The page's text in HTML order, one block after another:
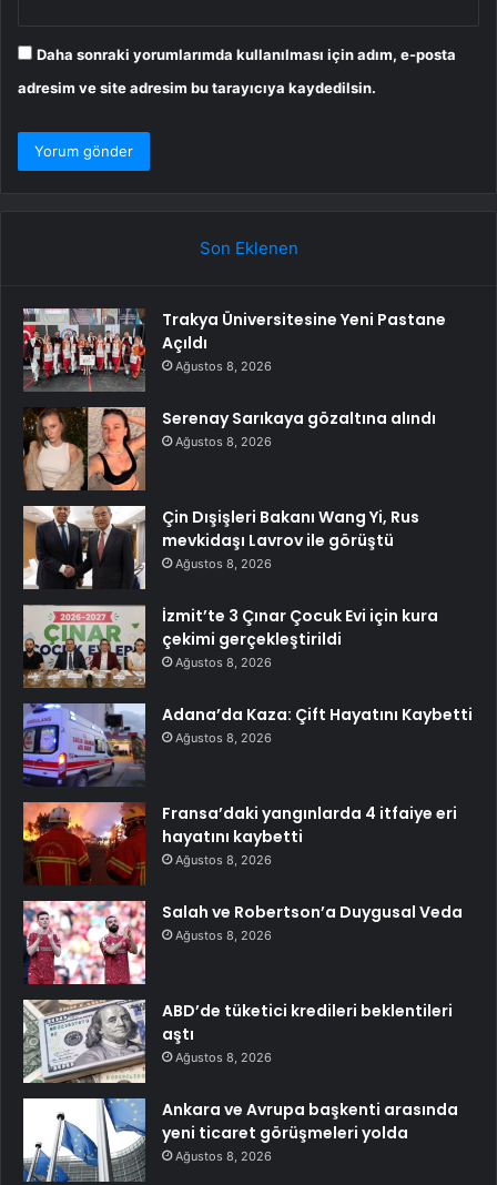
Daha sonraki yorumlarımda kullanılması için adım, e-posta
adresim ve site adresim bu tarayıcıya kaydedilsin.
Son Eklenen
Trakya Üniversitesine Yeni Pastane
Açıldı
Ağustos 8, 2026
Serenay Sarıkaya gözaltına alındı
Ağustos 8, 2026
Çin Dışişleri Bakanı Wang Yi, Rus
mevkidaşı Lavrov ile görüştü
Ağustos 8, 2026
İzmit’te 3 Çınar Çocuk Evi için kura
çekimi gerçekleştirildi
Ağustos 8, 2026
Adana’da Kaza: Çift Hayatını Kaybetti
Ağustos 8, 2026
Fransa’daki yangınlarda 4 itfaiye eri
hayatını kaybetti
Ağustos 8, 2026
Salah ve Robertson’a Duygusal Veda
Ağustos 8, 2026
ABD’de tüketici kredileri beklentileri
aştı
Ağustos 8, 2026
Ankara ve Avrupa başkenti arasında
yeni ticaret görüşmeleri yolda
Ağustos 8, 2026